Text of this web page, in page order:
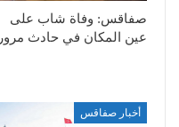
صفاقس: وفاة شاب على
عين المكان في حادث مرور
أخبار صفاقس